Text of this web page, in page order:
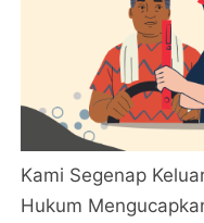
Kami Segenap
Hukum